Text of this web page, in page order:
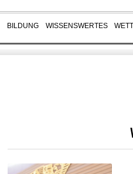
BILDUNG WISSENSWERTES